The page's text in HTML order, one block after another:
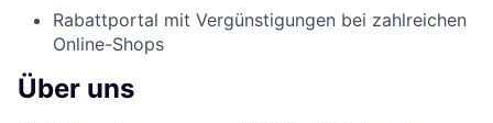
Rabattportal mit Vergünstigungen bei zahlreichen
Online-Shops
Über uns